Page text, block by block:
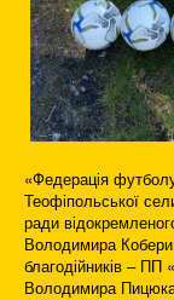
«Федерація
Теофіпольської
ради
Володимира
благодійників –
Володимира